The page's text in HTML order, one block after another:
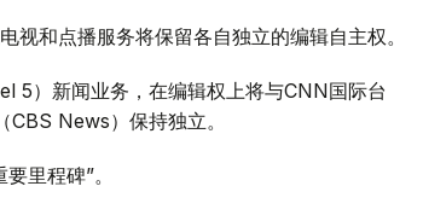
和点播服务将保留各自独立的编辑自主权。
5）新闻业务，在编辑权上将与CNN国际台
News）保持独立。
里程碑”。